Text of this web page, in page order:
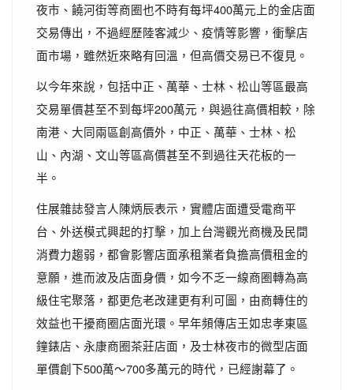
夜市、饒河街等商圈也不時有每坪400萬元上的金店面
交易傳出，不過經歷陸客減少、疫情等影響，衝擊店
面市場，雖然近來略有回溫，但高價交易已不復見。
以今年來說，包括中正、萬華、士林、松山等區最高
交易單價甚至不到每坪200萬元，與過往高價相較，除
南港、大同兩區創高價外，中正、萬華、士林、松
山、內湖、文山等區高價甚至不到過往天花板的一
半。
住展雜誌發言人陳炳辰表示，實體店面遭受電商平
台、外送模式興起的打擊，加上台灣觀光商機及民間
消費力趨弱，都會影響店面承租業者負擔高價租金的
意願，進而波及店面身價，如今不乏一線商圈轉為高
級住宅聚落，都更危老改建更有利可圖，由商轉住的
效益也干擾商圈店面光環。早年頻傳店王如忠孝東區
鐘錶店、永康商圈茶莊店面，及士林夜市的微型店面
單價創下500萬～700多萬元的時代，已經謝幕了。